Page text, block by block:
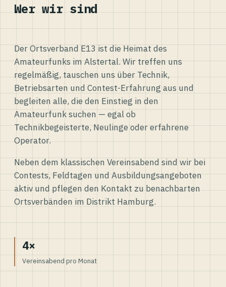
Wer wir sind
Der Ortsverband E13 ist die Heimat des
Amateurfunks im Alstertal. Wir treffen uns
regelmäßig, tauschen uns über Technik,
Betriebsarten und Contest-Erfahrung aus und
begleiten alle, die den Einstieg in den
Amateurfunk suchen — egal ob
Technikbegeisterte, Neulinge oder erfahrene
Operator.
Neben dem klassischen Vereinsabend sind wir bei
Contests, Feldtagen und Ausbildungsangeboten
aktiv und pflegen den Kontakt zu benachbarten
Ortsverbänden im Distrikt Hamburg.
4×
Vereinsabend pro Monat